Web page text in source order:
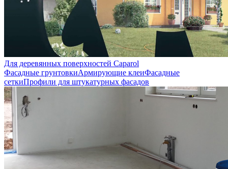
Для деревянных поверхностей Caparol
Фасадные грунтовкиАрмирующие клеиФасадные
сеткиПрофили для штукатурных фасадов